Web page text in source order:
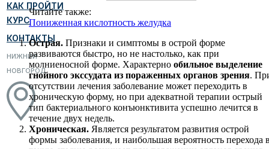
КАК ПРОЙТИ
КУРС
КОНТАКТЫ
НИЖНИЙ
НОВГОРОД
Читайте также:
Пониженная кислотность желудка
Острая. Признаки и симптомы в острой форме
развиваются быстро, но не настолько, как при
молниеносной форме. Характерно обильное выделение
гнойного экссудата из пораженных органов зрения.
отсутствии лечения заболевание может переходить в
хроническую форму, но при адекватной терапии острый
тип бактериального конъюнктивита успешно лечится в
течение двух недель.
Хроническая. Является результатом развития острой
формы заболевания, и наибольшая вероятность перехода